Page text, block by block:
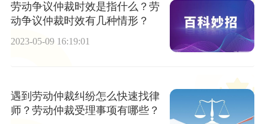
劳动争议仲裁时效是指什么？劳
动争议仲裁时效有几种情形？
2023-05-09 16:19:01
遇到劳动仲裁纠纷怎么快速找律
师？劳动仲裁受理事项有哪些？